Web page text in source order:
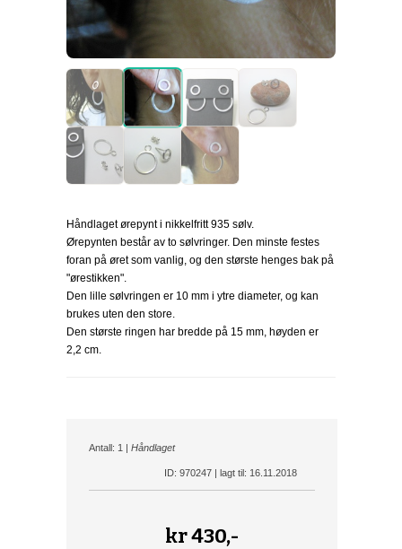
Håndlaget ørepynt i nikkelfritt 935 sølv.
Ørepynten består av to sølvringer. Den minste festes
foran på øret som vanlig, og den største henges bak på
"ørestikken".
Den lille sølvringen er 10 mm i ytre diameter, og kan
brukes uten den store.
Den største ringen har bredde på 15 mm, høyden er
2,2 cm.
Antall: 1 | Håndlaget
ID: 970247 | lagt til: 16.11.2018
kr430,-